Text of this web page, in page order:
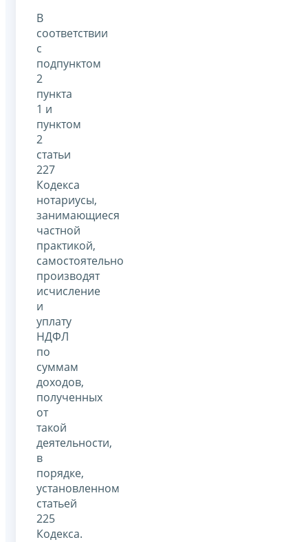
В
соответствии
с
подпунктом
2
пункта
1 и
пунктом
2
статьи
227
Кодекса
нотариусы,
занимающиеся
частной
практикой,
самостоятельно
производят
исчисление
и
уплату
НДФЛ
по
суммам
доходов,
полученных
от
такой
деятельности,
в
порядке,
установленном
статьей
225
Кодекса.